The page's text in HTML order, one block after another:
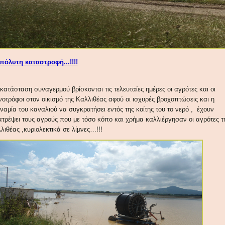
καταστροφή...!!!!
συναγερμού βρίσκονται τις τελευταίες ημέρες οι αγρότες και οι
στον οικισμό της Καλλιθέας αφού οι ισχυρές βροχοπτώσεις και η
του καναλιού να συγκρατήσει εντός της κοίτης του το νερό , έχουν
τους αγρούς που με τόσο κόπο και χρήμα καλλιέργησαν οι αγρότες
,κυριολεκτικά σε λίμνες…!!!